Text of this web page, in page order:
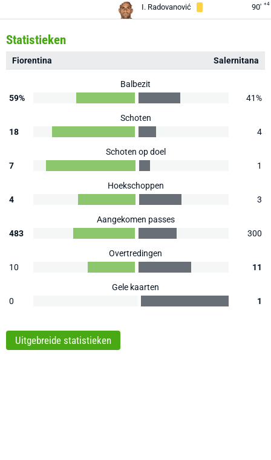
I. Radovanović 90' +4
Statistieken
Fiorentina Salernitana
Balbezit
59%
41%
Schoten
18
4
Schoten op doel
7
1
Hoekschoppen
4
3
Aangekomen passes
483
300
Overtredingen
10
11
Gele kaarten
0
1
Uitgebreide statistieken